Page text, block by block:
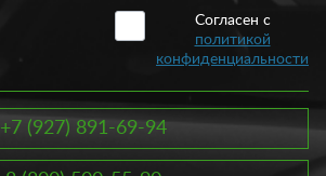
Согласен с
политикой
конфиденциальности
+7 (927) 891-69-94